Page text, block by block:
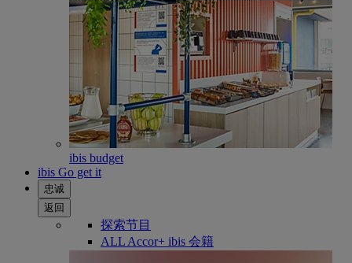
ibis budget
ibis Go get it
忠诚
返回
探索节目
ALL Accor+ ibis 会籍